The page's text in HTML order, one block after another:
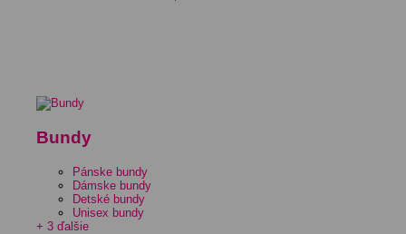
Bundy
Pánske bundy
Dámske bundy
Detské bundy
Unisex bundy
+ 3 ďalšie